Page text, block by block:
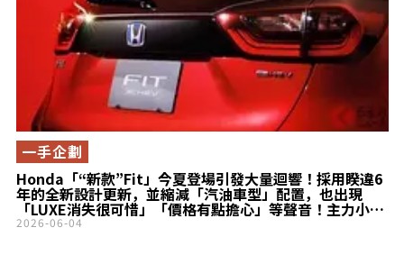
Honda「“新款”Fit」今夏登場引發大量迴響！採用睽違6
年的全新設計更新，並縮減「汽油車型」配置，也出現
「LUXE消失很可惜」「價格有點擔心」等聲音！主力小型
車的「部分改良」成為話題
一手企劃
2026-06-04